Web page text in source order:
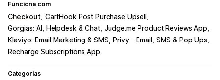
Funciona com
Checkout CartHook Post Purchase Upsell
Gorgias: AI, Helpdesk & Chat Judge.me Product Reviews App
Klaviyo: Email Marketing & SMS
Privy - Email, SMS & Pop Ups
Recharge Subscriptions App
Categorias